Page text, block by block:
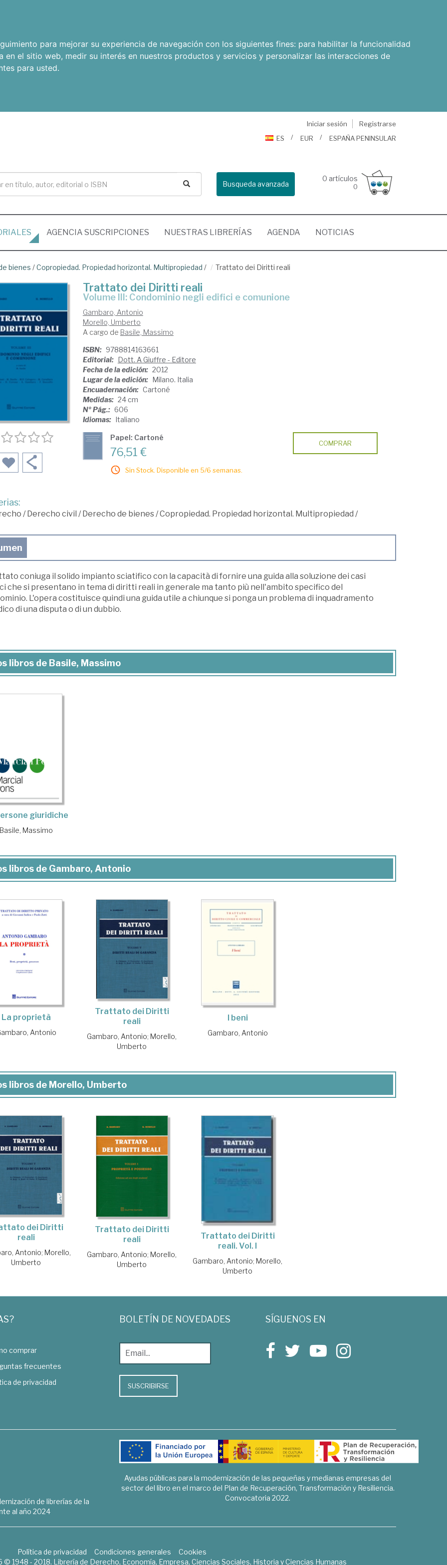
para mejorar su experiencia de navegación con los siguientes fines: para habilitar la funcionalidad
en el sitio web, medir su interés en nuestros productos y servicios y personalizar las interacciones de
para usted.
Iniciar sesión
Registrarse
ES
EUR ESPAÑA PENINSULAR
Busqueda avanzada
0 artículos
0
AGENCIA SUSCRIPCIONES NUESTRAS LIBRERÍAS AGENDA NOTICIAS
bienes /Copropiedad. Propiedad horizontal. Multipropiedad / Trattato dei Diritti reali
Trattato dei Diritti reali
Volume III: Condominio negli edifici e comunione
Gambaro, Antonio
Morello, Umberto
A cargo de Basile, Massimo
ISBN: 9788814163661
Editorial: Dott. A Giuffre - Editore
Fecha de la edición: 2012
Lugar de la edición: Milano. Italia
Encuadernación: Cartoné
Medidas: 24 cm
Nº Pág.: 606
Idiomas: Italiano
Papel: Cartoné
76,51 €
Sin Stock. Disponible en 5/6 semanas.
COMPRAR
/Derecho civil /Derecho de bienes/Copropiedad. Propiedad horizontal. Multipropiedad /
coniuga il solido impianto sciatifico con la capacità di fornire una guida alla soluzione dei casi
che si presentano in tema di diritti reali in generale ma tanto più nell'ambito specifico del
L'opera costituisce quindi una guida utile a chiunque si ponga un problema di inquadramento
di una disputa o di un dubbio.
libros de Basile, Massimo
giuridiche
Basile, Massimo
libros de Gambaro, Antonio
La proprietà
Antonio
Trattato dei Diritti
reali
Gambaro, Antonio; Morello,
Umberto
I beni
Gambaro, Antonio
libros de Morello, Umberto
dei Diritti
reali
Antonio; Morello,
Umberto
Trattato dei Diritti
reali
Gambaro, Antonio; Morello,
Umberto
Trattato dei Diritti
reali. Vol. I
Gambaro, Antonio; Morello,
Umberto
comprar
frecuentes
de privacidad
BOLETÍN DE NOVEDADES
SUSCRIBIRSE
SÍGUENOS EN
de librerías de la
al año 2024
Ayudas públicas para la modernización de las pequeñas y medianas empresas del
sector del libro en el marco del Plan de Recuperación, Transformación y Resiliencia.
Convocatoria 2022.
Política de privacidad Condiciones generales
Cookies
© 1948 - 2018. Librería de Derecho, Economía, Empresa, Ciencias Sociales, Historia y Ciencias Humanas